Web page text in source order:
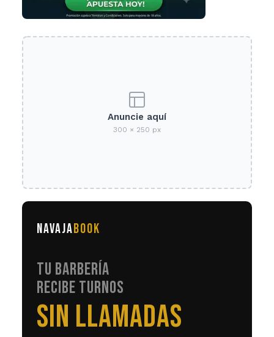
Anuncie aquí
300 × 250 px
NAVAJABOOK
TU BARBERÍA
RECIBE TURNOS
EN AUTOMÁTICO